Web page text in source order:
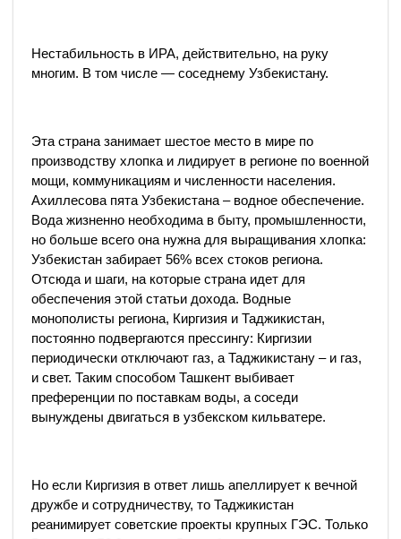
Нестабильность в ИРА, действительно, на руку
многим. В том числе — соседнему Узбекистану.
Эта страна занимает шестое место в мире по
производству хлопка и лидирует в регионе по военной
мощи, коммуникациям и численности населения.
Ахиллесова пята Узбекистана – водное обеспечение.
Вода жизненно необходима в быту, промышленности,
но больше всего она нужна для выращивания хлопка:
Узбекистан забирает 56% всех стоков региона.
Отсюда и шаги, на которые страна идет для
обеспечения этой статьи дохода. Водные
монополисты региона, Киргизия и Таджикистан,
постоянно подвергаются прессингу: Киргизии
периодически отключают газ, а Таджикистану – и газ,
и свет. Таким способом Ташкент выбивает
преференции по поставкам воды, а соседи
вынуждены двигаться в узбекском кильватере.
Но если Киргизия в ответ лишь апеллирует к вечной
дружбе и сотрудничеству, то Таджикистан
реанимирует советские проекты крупных ГЭС. Только